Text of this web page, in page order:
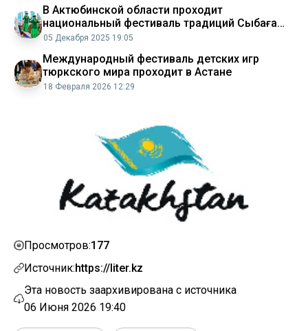
В Актюбинской области проходит
национальный фестиваль традиций Сыбаға
2025
05 Декабря 2025 19:05
Международный фестиваль детских игр
тюркского мира проходит в Астане
18 Февраля 2026 12:29
Просмотров:177
Источник:https://liter.kz
Эта новость заархивирована с источника
06 Июня 2026 19:40